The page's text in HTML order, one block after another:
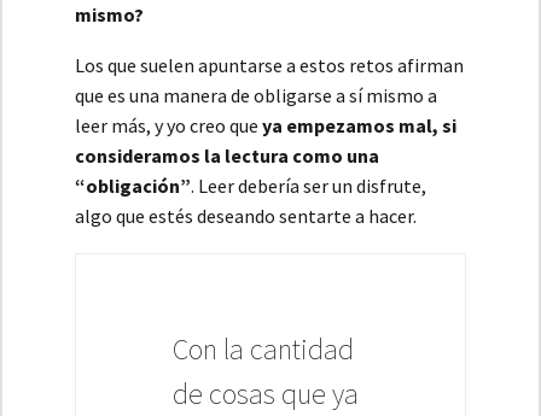
mismo?
Los que suelen apuntarse a estos retos afirman
que es una manera de obligarse a sí mismo a
leer más, y yo creo que ya empezamos mal, si
consideramos la lectura como una
“obligación”. Leer debería ser un disfrute,
algo que estés deseando sentarte a hacer.
Con la cantidad
de cosas que ya